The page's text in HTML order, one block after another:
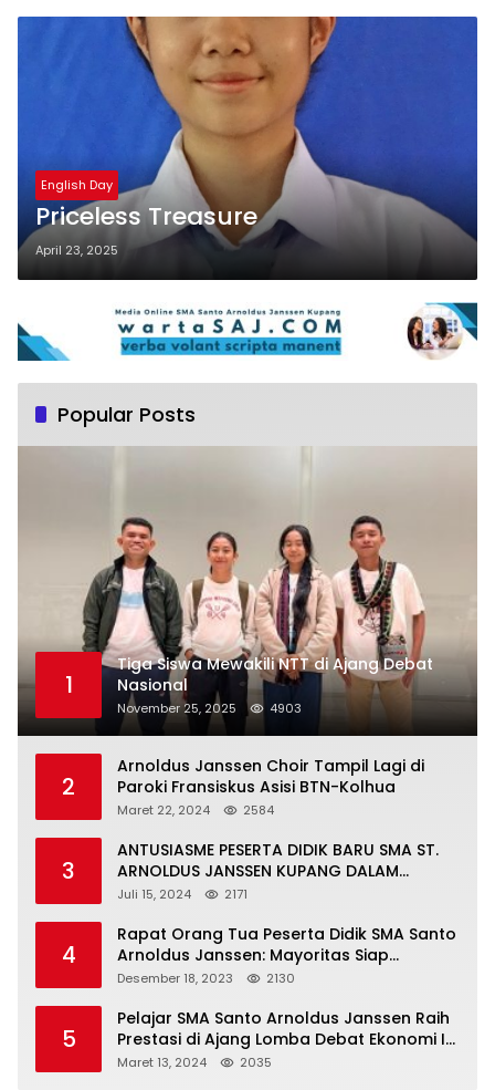
English Day
Priceless Treasure
April 23, 2025
Popular Posts
1
Tiga Siswa Mewakili NTT di Ajang Debat
Nasional
November 25, 2025 4903
2
Arnoldus Janssen Choir Tampil Lagi di
Paroki Fransiskus Asisi BTN-Kolhua
Maret 22, 2024 2584
3
ANTUSIASME PESERTA DIDIK BARU SMA ST.
ARNOLDUS JANSSEN KUPANG DALAM
MENGIKUTI MPLS HARI PERTAMA
Juli 15, 2024 2171
4
Rapat Orang Tua Peserta Didik SMA Santo
Arnoldus Janssen: Mayoritas Siap
Mendukung Komite Sekolah
Desember 18, 2023 2130
5
Pelajar SMA Santo Arnoldus Janssen Raih
Prestasi di Ajang Lomba Debat Ekonomi IV,
Gelar Best Speaker Diraih Viantri Azi
Maret 13, 2024 2035